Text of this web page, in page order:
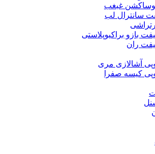
غبغب
سانترال لب
بازو براکیوپلاستی
ران
آشالازی مری
کیسه صفرا